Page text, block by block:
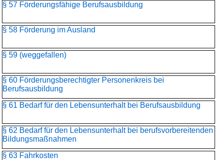
§ 57 Förderungsfähige Berufsausbildung
§ 58 Förderung im Ausland
§ 59 (weggefallen)
§ 60 Förderungsberechtigter Personenkreis bei
Berufsausbildung
§ 61 Bedarf für den Lebensunterhalt bei Berufsausbildung
§ 62 Bedarf für den Lebensunterhalt bei berufsvorbereitenden
Bildungsmaßnahmen
§ 63 Fahrkosten